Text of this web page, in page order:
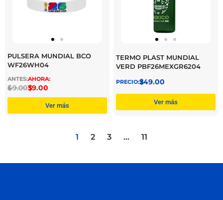
PULSERA MUNDIAL BCO
WF26WH04
$
49.00$
39.00
Ver más
TERMO PLAST MUNDIAL
VERD PBF26MEXGR6204
$
249.00
Ver más
1 2 3 … 11